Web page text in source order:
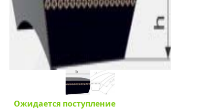
Ожидается поступление